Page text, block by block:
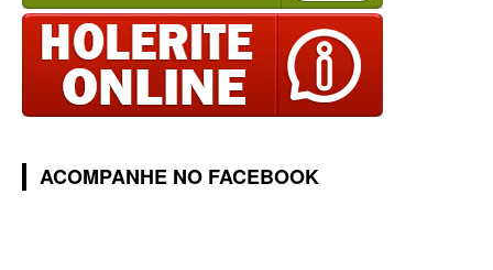
ACOMPANHE NO FACEBOOK